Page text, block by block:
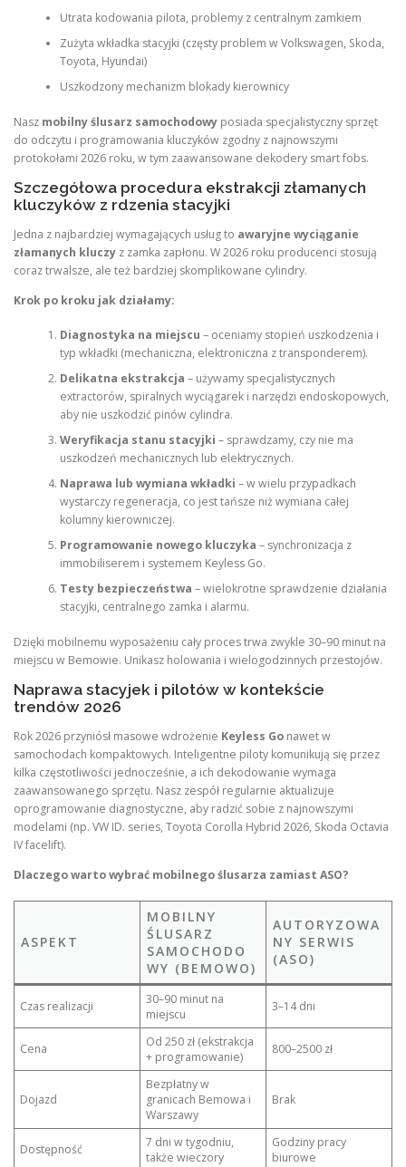
Utrata kodowania pilota, problemy z centralnym zamkiem
Zużyta wkładka stacyjki (częsty problem w Volkswagen, Skoda,
Toyota, Hyundai)
Uszkodzony mechanizm blokady kierownicy
Nasz mobilny ślusarz samochodowy posiada specjalistyczny sprzęt
do odczytu i programowania kluczyków zgodny z najnowszymi
protokołami 2026 roku, w tym zaawansowane dekodery smart fobs.
Szczegółowa procedura ekstrakcji złamanych
kluczyków z rdzenia stacyjki
Jedna z najbardziej wymagających usług to awaryjne wyciąganie
złamanych kluczy z zamka zapłonu. W 2026 roku producenci stosują
coraz trwalsze, ale też bardziej skomplikowane cylindry.
Krok po kroku jak działamy:
Diagnostyka na miejscu – oceniamy stopień uszkodzenia i
typ wkładki (mechaniczna, elektroniczna z transponderem).
Delikatna ekstrakcja – używamy specjalistycznych
extractorów, spiralnych wyciągarek i narzędzi endoskopowych,
aby nie uszkodzić pinów cylindra.
Weryfikacja stanu stacyjki – sprawdzamy, czy nie ma
uszkodzeń mechanicznych lub elektrycznych.
Naprawa lub wymiana wkładki – w wielu przypadkach
wystarczy regeneracja, co jest tańsze niż wymiana całej
kolumny kierowniczej.
Programowanie nowego kluczyka – synchronizacja z
immobiliserem i systemem Keyless Go.
Testy bezpieczeństwa – wielokrotne sprawdzenie działania
stacyjki, centralnego zamka i alarmu.
Dzięki mobilnemu wyposażeniu cały proces trwa zwykle 30–90 minut na
miejscu w Bemowie. Unikasz holowania i wielogodzinnych przestojów.
Naprawa stacyjek i pilotów w kontekście
trendów 2026
Rok 2026 przyniósł masowe wdrożenie Keyless Go nawet w
samochodach kompaktowych. Inteligentne piloty komunikują się przez
kilka częstotliwości jednocześnie, a ich dekodowanie wymaga
zaawansowanego sprzętu. Nasz zespół regularnie aktualizuje
oprogramowanie diagnostyczne, aby radzić sobie z najnowszymi
modelami (np. VW ID. series, Toyota Corolla Hybrid 2026, Skoda Octavia
IV facelift).
Dlaczego warto wybrać mobilnego ślusarza zamiast ASO?
ASPEKT
MOBILNY
ŚLUSARZ
SAMOCHODO
WY (BEMOWO)
AUTORYZOWA
NY SERWIS
(ASO)
Czas realizacji
30–90 minut na
miejscu
3–14 dni
Cena
Od 250 zł (ekstrakcja
+ programowanie)
800–2500 zł
Dojazd
Bezpłatny w
granicach Bemowa i
Warszawy
Brak
Dostępność
7 dni w tygodniu,
także wieczory
Godziny pracy
biurowe